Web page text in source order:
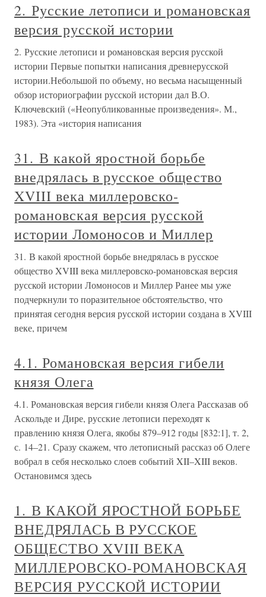
2. Русские летописи и романовская
версия русской истории
2. Русские летописи и романовская версия русской
истории Первые попытки написания древнерусской
истории.Небольшой по объему, но весьма насыщенный
обзор историографии русской истории дал В.О.
Ключевский («Неопубликованные произведения». М.,
1983). Эта «история написания
31. В какой яростной борьбе
внедрялась в русское общество
XVIII века миллеровско-
романовская версия русской
истории Ломоносов и Миллер
31. В какой яростной борьбе внедрялась в русское
общество XVIII века миллеровско-романовская версия
русской истории Ломоносов и Миллер Ранее мы уже
подчеркнули то поразительное обстоятельство, что
принятая сегодня версия русской истории создана в XVIII
веке, причем
4.1. Романовская версия гибели
князя Олега
4.1. Романовская версия гибели князя Олега Рассказав об
Аскольде и Дире, русские летописи переходят к
правлению князя Олега, якобы 879–912 годы [832:1], т. 2,
с. 14–21. Сразу скажем, что летописный рассказ об Олеге
вобрал в себя несколько слоев событий XII–XIII веков.
Остановимся здесь
1. В КАКОЙ ЯРОСТНОЙ БОРЬБЕ
ВНЕДРЯЛАСЬ В РУССКОЕ
ОБЩЕСТВО XVIII ВЕКА
МИЛЛЕРОВСКО-РОМАНОВСКАЯ
ВЕРСИЯ РУССКОЙ ИСТОРИИ